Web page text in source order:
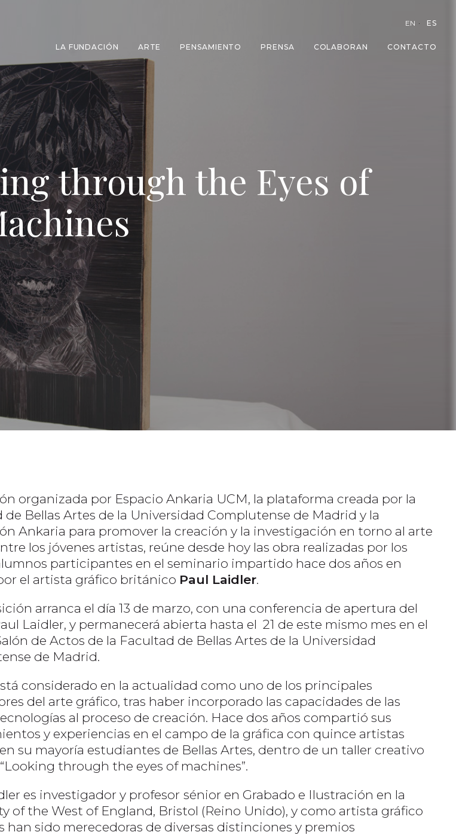
LA FUNDACIÓN ARTE PENSAMIENTO PRENSA COLABORAN CONTACTO
EN ES
through the Eyes of
organizada por Espacio Ankaria UCM, la plataforma creada por la
de Bellas Artes de la Universidad Complutense de Madrid y la
Ankaria para promover la creación y la investigación en torno al arte
los jóvenes artistas, reúne desde hoy las obra realizadas por los
participantes en el seminario impartido hace dos años en
el artista gráfico británico Paul Laidler.
arranca el día 13 de marzo, con una conferencia de apertura del
Laidler, y permanecerá abierta hasta el 21 de este mismo mes en el
de Actos de la Facultad de Bellas Artes de la Universidad
de Madrid.
considerado en la actualidad como uno de los principales
del arte gráfico, tras haber incorporado las capacidades de las
al proceso de creación. Hace dos años compartió sus
y experiencias en el campo de la gráfica con quince artistas
su mayoría estudiantes de Bellas Artes, dentro de un taller creativo
through the eyes of machines”.
es investigador y profesor sénior en Grabado e Ilustración en la
of the West of England, Bristol (Reino Unido), y como artista gráfico
han sido merecedoras de diversas distinciones y premios